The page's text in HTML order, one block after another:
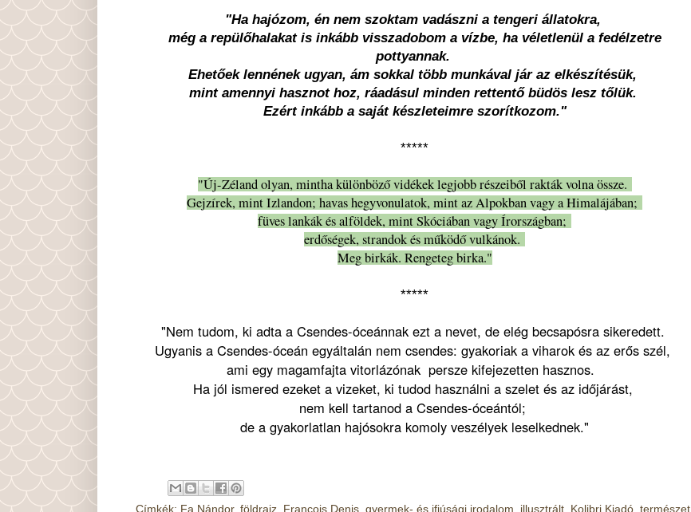
"Ha hajózom, én nem szoktam vadászni a tengeri állatokra,
még a repülőhalakat is inkább visszadobom a vízbe, ha véletlenül a fedélzetre
pottyannak.
Ehetőek lennének ugyan, ám sokkal több munkával jár az elkészítésük,
mint amennyi hasznot hoz, ráadásul minden rettentő büdös lesz tőlük.
Ezért inkább a saját készleteimre szorítkozom."
*****
"Új-Zéland olyan, mintha különböző vidékek legjobb részeiből rakták volna össze.
Gejzírek, mint Izlandon; havas hegyvonulatok, mint az Alpokban vagy a Himalájában;
füves lankák és alföldek, mint Skóciában vagy Írországban;
erdőségek, strandok és működő vulkánok.
Meg birkák. Rengeteg birka."
*****
"Nem tudom, ki adta a Csendes-óceánnak ezt a nevet, de elég becsapósra sikeredett.
Ugyanis a Csendes-óceán egyáltalán nem csendes: gyakoriak a viharok és az erős szél,
ami egy magamfajta vitorlázónak persze kifejezetten hasznos.
Ha jól ismered ezeket a vizeket, ki tudod használni a szelet és az időjárást,
nem kell tartanod a Csendes-óceántól;
de a gyakorlatlan hajósokra komoly veszélyek leselkednek."
Címkék: Fa Nándor, földrajz Francois Denis gyermek- és ifjúsági irodalom illusztrált Kolibri Kiadó természet